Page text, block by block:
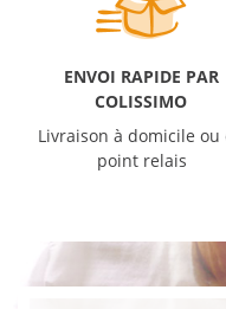
ENVOI RAPIDE PAR
COLISSIMO
Livraison à domicile ou
point relais